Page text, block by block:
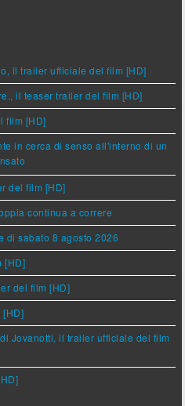
il trailer ufficiale del film [HD]
il teaser trailer del film [HD]
film [HD]
in cerca di senso all'interno di un
del film [HD]
continua a correre
di sabato 8 agosto 2026
[HD]
del film [HD]
Jovanotti, il trailer ufficiale del film